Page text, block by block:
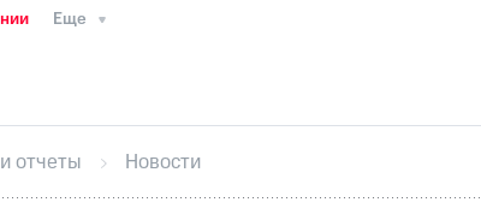
Еще
ИнтервьюФинансовая отчетность
секретарьРаскрытие информации
кабинет акционераАкционерный капитал
отчеты Новости